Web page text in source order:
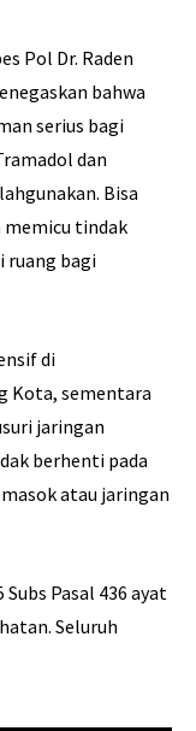
Pol Dr. Raden
bahwa
serius bagi
dan
Bisa
tindak
ruang bagi
di
Kota, sementara
jaringan
berhenti pada
atau jaringan
Subs Pasal 436 ayat
Seluruh